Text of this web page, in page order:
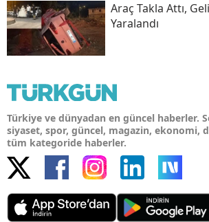
Araç Takla Attı,
Yaralandı
Türkiye ve dünyadan en güncel haberler.
siyaset, spor, güncel, magazin, ekonomi,
tüm kategoride haberler.